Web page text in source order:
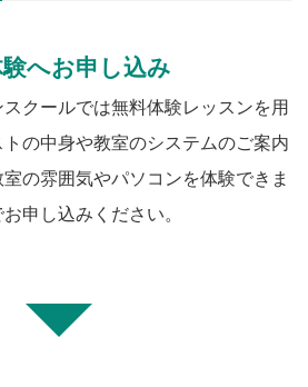
へお申し込み
クールでは無料体験レッスンを用
の中身や教室のシステムのご案内
の雰囲気やパソコンを体験できま
申し込みください。